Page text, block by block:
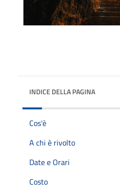
INDICE DELLA PAGINA
Cos'è
A chi è rivolto
Date e Orari
Costo